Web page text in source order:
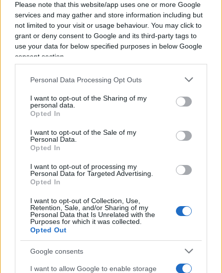
Please note that this website/app uses one or more Google
services and may gather and store information including but
not limited to your visit or usage behaviour. You may click to
grant or deny consent to Google and its third-party tags to
use your data for below specified purposes in below Google
consent section.
Personal Data Processing Opt Outs
I want to opt-out of the Sharing of my
personal data.
Opted In
I want to opt-out of the Sale of my
Personal Data.
Opted In
I want to opt-out of processing my
Personal Data for Targeted Advertising.
Opted In
I want to opt-out of Collection, Use,
Retention, Sale, and/or Sharing of my
Personal Data that Is Unrelated with the
Purposes for which it was collected.
Opted Out
Google consents
I want to allow Google to enable storage
dall’immediatoincremento della pianta
organicaper fronteggiare la cronica carenza
strutturale di personale, sia i giudici, togati e
onorari, che i tanto vituperati cancellieri, veri
motori degli uffici giudiziari. Per non parlare della
continua scarsità di locali, computer, addirittura
separazione delle carriere, negli uffici del Governo
si sta discutendo se prevedere, tramite
disposizioni immediate, percorsi di carriera ad
hoc per arrivare, così come in molti altri campi, a
ormai evoluta.
rito civile, che sta particolarmente a cuore
alla Commissione Europea, si sta studiando un
termine di durata massima di 360 giorni, come
avviene nel giudizio arbitrale (ragione per cui chi
può permetterselo, lo preferisce), salva la
possibilità di proroga solo per ragioni specifiche,